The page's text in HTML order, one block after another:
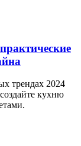
трендах 2024
кухню